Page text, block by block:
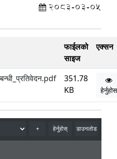
2083-03-05
फाईलको
साइज
एक्सन
351.78
KB
हेर्नुहोस